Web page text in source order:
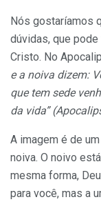
Nós gostaríamos
dúvidas, que
Cristo. No
e a noiva dizem:
que tem sede
da vida”
A imagem é de
noiva. O noivo
mesma forma,
para você, mas a